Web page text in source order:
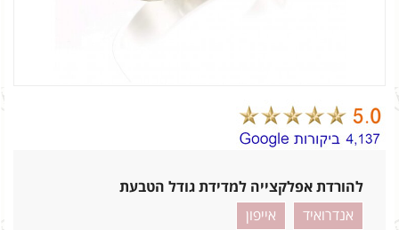
להורדת אפלקצייה למדידת גודל הטבעת
אנדרואיד
אייפון